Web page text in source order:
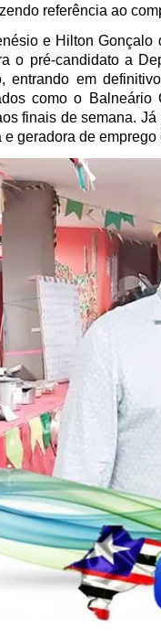
referência ao
e Hilton Gonçalo
o pré-candidato a
entrando em
como o
finais de semana.
geradora de emprego